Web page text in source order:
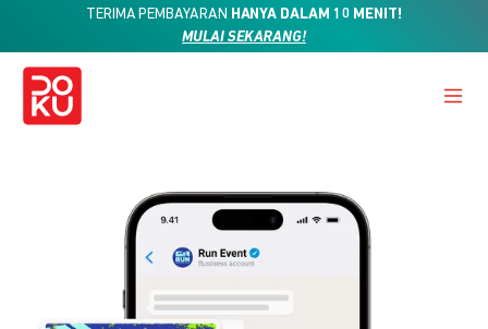
TERIMA PEMBAYARAN HANYA DALAM 10 MENIT!
MULAI SEKARANG!